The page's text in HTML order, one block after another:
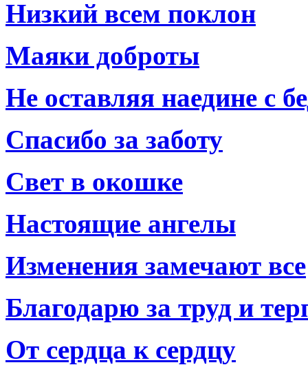
Низкий всем поклон
Маяки доброты
Не оставляя наедине с
Спасибо за заботу
Свет в окошке
Настоящие ангелы
Изменения замечают все
Благодарю за труд и
От сердца к сердцу